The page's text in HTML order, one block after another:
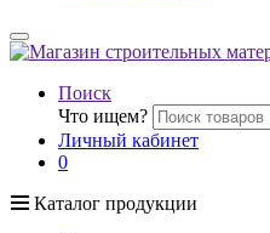
Поиск
Что ищем?
Личный кабинет
0
Каталог продукции